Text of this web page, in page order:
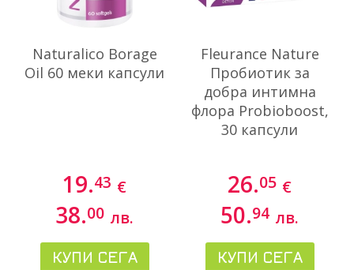
Naturalico Borage
Oil 60 меки капсули
19.43 €
38.00 лв.
КУПИ СЕГА
Fleurance Nature
Пробиотик за
добра интимна
флора Probioboost,
30 капсули
26.05 €
50.94 лв.
КУПИ СЕГА